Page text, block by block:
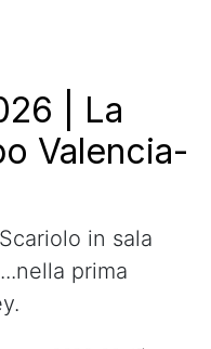
| La
Valencia-
in sala
prima